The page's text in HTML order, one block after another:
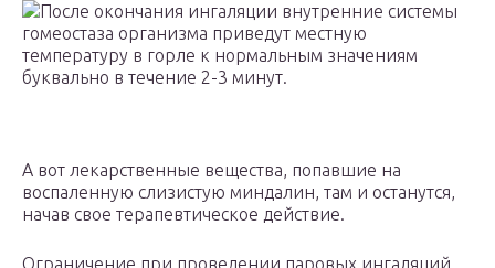
После окончания ингаляции внутренние системы
гомеостаза организма приведут местную
температуру в горле к нормальным значениям
буквально в течение 2-3 минут.
А вот лекарственные вещества, попавшие на
воспаленную слизистую миндалин, там и останутся,
начав свое терапевтическое действие.
Ограничение при проведении паровых ингаляций,